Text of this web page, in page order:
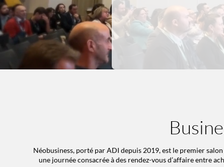
Néobusiness, porté par ADI depuis 2019, est le premier
une journée consacrée à des rendez-vous d’affaire entre